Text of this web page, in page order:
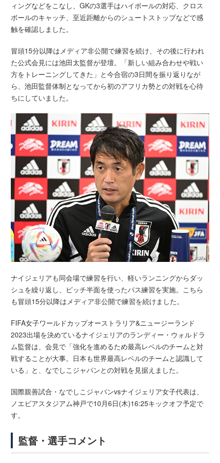
ィングなどをこなし、GKの3選手はハイボールの対応、クロス
ボールのキャッチ、至近距離からのシュートストップなどで感
触を確認しました。
冒頭15分以降はメディア非公開で練習を続け、その後に行われ
た公式会見には池田太監督が登壇。「新しい組み合わせや戦い
方をトレーニングしてきた」と今合宿の3日間を振り返りなが
ら、池田監督体制となってから初のアフリカ勢との対戦を心待
ちにしていました。
ナイジェリアも同会場で練習を行い、軽いランニングからダッ
シュを繰り返し、ピッチ半面を使ったパス練習を実施。こちら
も冒頭15分以降はメディア非公開で練習を続けました。
FIFA女子ワールドカップオーストラリア&ニュージーランド
2023出場を決めているナイジェリアのランディー・ウォルドラ
ム監督は、会見で「強化を進めるため最高レベルのチームと対
戦することが大事。日本も世界最高レベルのチームと認識して
いる」と、なでしこジャパンとの対戦を見据えました。
国際親善試合・なでしこジャパンvsナイジェリア女子代表は、
ノエビアスタジアム神戸で10月6日(木)16:25キックオフ予定で
す。
監督・選手コメント